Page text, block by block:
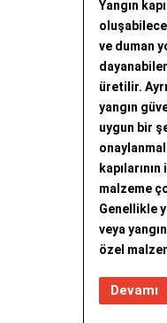
Yangın
ve duman
üretilir.
yangın
uygun bir
malzeme
Genellikle
veya
özel
Devamı